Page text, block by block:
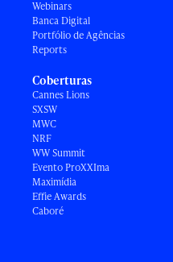
Webinars
Banca Digital
Portfólio de Agências
Reports
Coberturas
Cannes Lions
SXSW
MWC
NRF
WW Summit
Evento ProXXIma
Maximídia
Effie Awards
Caboré